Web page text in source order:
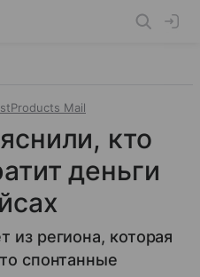
Mail
кто
деньги
региона, которая
спонтанные